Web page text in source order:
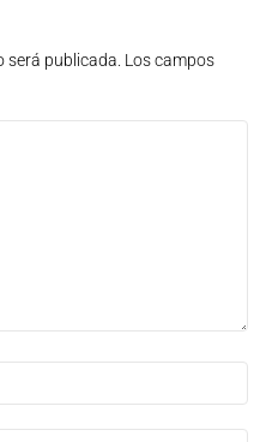
será publicada. Los campos